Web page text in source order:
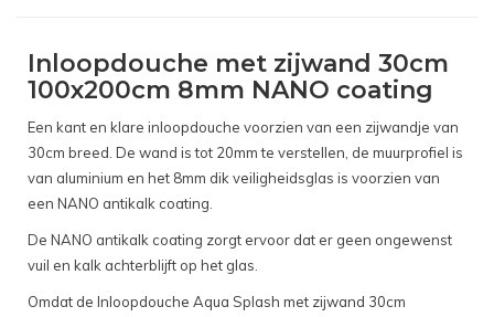
Inloopdouche met zijwand 30cm
100x200cm 8mm NANO coating
Een kant en klare inloopdouche voorzien van een zijwandje van
30cm breed. De wand is tot 20mm te verstellen, de muurprofiel is
van aluminium en het 8mm dik veiligheidsglas is voorzien van
een NANO antikalk coating.
De NANO antikalk coating zorgt ervoor dat er geen ongewenst
vuil en kalk achterblijft op het glas.
Omdat de Inloopdouche Aqua Splash met zijwand 30cm